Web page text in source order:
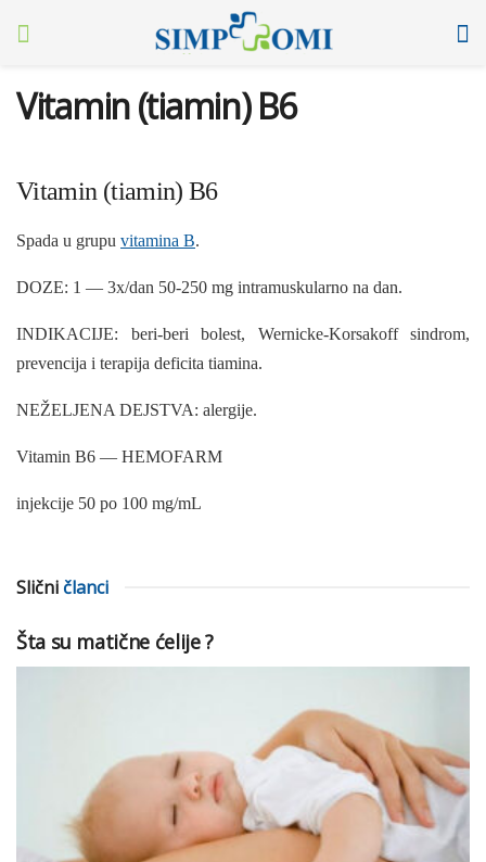
Vitamin (tiamin) B6
Vitamin (tiamin) B6
Spada u grupu vitamina B.
DOZE: 1 — 3x/dan 50-250 mg intramuskularno na dan.
INDIKACIJE: beri-beri bolest, Wernicke-Korsakoff sindrom,
prevencija i terapija deficita tiamina.
NEŽELJENA DEJSTVA: alergije.
Vitamin B6 — HEMOFARM
injekcije 50 po 100 mg/mL
Slični članci
Šta su matične ćelije ?